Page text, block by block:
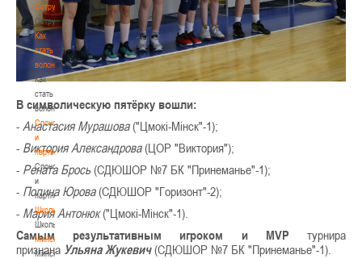
Сотрудничество
Сотрудничество
Как
стать
волонтером
Как
стать
волонтером
Спонсоры
и
партнеры
Спонсоры
и
партнеры
Школы
Школы
Минск
Минск
В символическую пятёрку вошли:
- Анастасия Мурашова("Цмокі-Мінск"-1);
- Виктория Александрова(ЦОР "Виктория");
- Рената Брось (СДЮШОР №7 БК "Принеманье"-1);
- Полина Юрова(СДЮШОР "Горизонт"-2);
- Мария Антонюк("Цмокі-Мінск"-1).
Самым результативным игроком и MVP турнира
признана Ульяна Жукевич(СДЮШОР №7 БК "Принеманье"-1).